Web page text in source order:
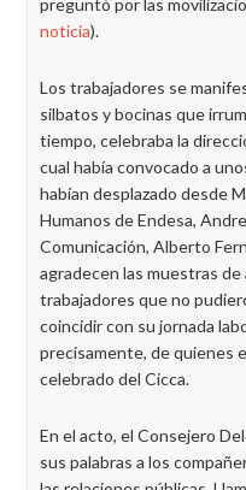
preguntó por las
noticia).
Los trabajadores se
silbatos y bocinas que
tiempo, celebraba la
cual había convocado a
habían desplazado desde
Humanos de Endesa,
Comunicación, Alberto
agradecen las muestras
trabajadores que no
coincidir con su jornada
precisamente, de quienes
celebrado del Cicca.
En el acto, el Consejero
sus palabras a los